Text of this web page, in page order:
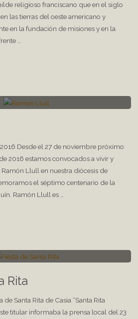
religioso franciscano que en el siglo
las tierras del oeste americano y
en la fundación de misiones y en la
…
Desde el 27 de noviembre próximo
2016 estamos convocados a vivir y
Llull en nuestra diócesis de
el séptimo centenario de la
Ramón Llull es …
Rita
de Santa Rita de Casia “Santa Rita
titular informaba la prensa local del 23